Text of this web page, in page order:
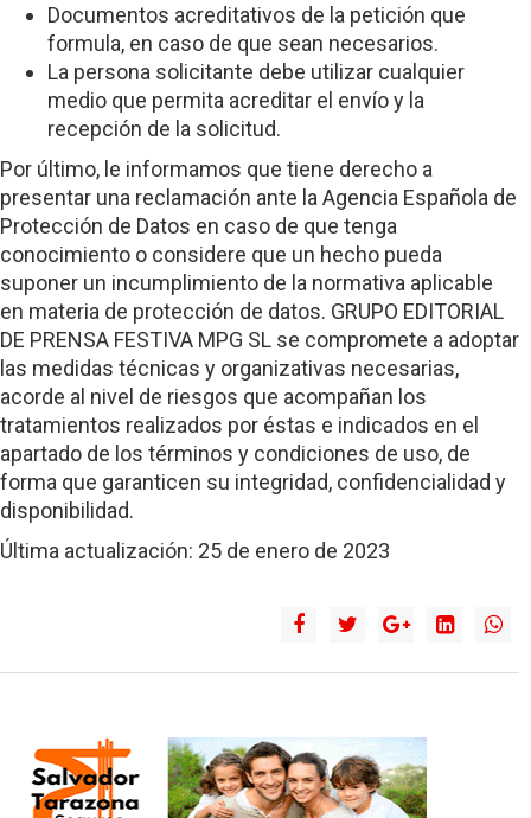
Documentos acreditativos de la petición que
formula, en caso de que sean necesarios.
La persona solicitante debe utilizar cualquier
medio que permita acreditar el envío y la
recepción de la solicitud.
Por último, le informamos que tiene derecho a
presentar una reclamación ante la Agencia Española de
Protección de Datos en caso de que tenga
conocimiento o considere que un hecho pueda
suponer un incumplimiento de la normativa aplicable
en materia de protección de datos. GRUPO EDITORIAL
DE PRENSA FESTIVA MPG SL se compromete a adoptar
las medidas técnicas y organizativas necesarias,
acorde al nivel de riesgos que acompañan los
tratamientos realizados por éstas e indicados en el
apartado de los términos y condiciones de uso, de
forma que garanticen su integridad, confidencialidad y
disponibilidad.
Última actualización: 25 de enero de 2023